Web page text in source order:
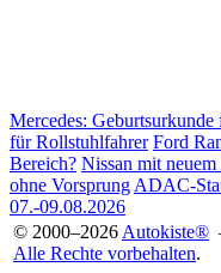
Mercedes: Geburtsurkunde
für Rollstuhlfahrer Ford
Bereich? Nissan mit
ohne Vorsprung ADAC-
07.-09.08.2026
© 2000–2026 Autokiste®
Alle Rechte vorbehalten.